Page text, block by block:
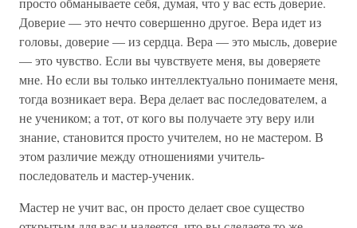
Доверие — это нечто совершенно другое. Вера идет из
головы, доверие — из сердца. Вера — это мысль, доверие
— это чувство. Если вы чувствуете меня, вы доверяете
мне. Но если вы только интеллектуально понимаете меня,
тогда возникает вера. Вера делает вас последователем, а
не учеником; а тот, от кого вы получаете эту веру или
знание, становится просто учителем, но не мастером. В
этом различие между отношениями учитель-
последователь и мастер-ученик.
Мастер не учит вас, он просто делает свое существо